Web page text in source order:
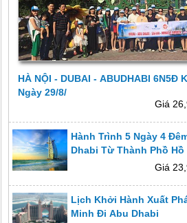
HÀ NỘI - DUBAI - ABUDHABI 6N5Đ
Ngày 29/8/
Giá
Hành Trình 5 Ngày 4
Dhabi Từ Thành Phồ Hồ
Giá
Lịch Khởi Hành Xuất
Minh Đi Abu Dhabi